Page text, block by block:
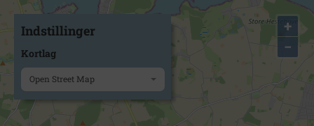
+
−
Indstillinger
Kortlag
Open Street Map